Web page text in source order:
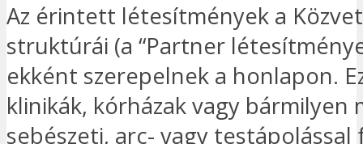
Az érintett létesítmények a
struktúrái (a “Partner
ekként szerepelnek a honlapon.
klinikák, kórházak vagy bármilyen
sebészeti, arc- vagy testápolással